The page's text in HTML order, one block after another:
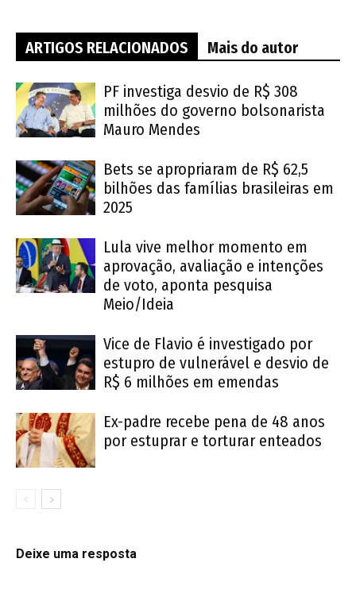
ARTIGOS RELACIONADOS Mais do autor
PF investiga desvio de R$ 308
milhões do governo bolsonarista
Mauro Mendes
Bets se apropriaram de R$ 62,5
bilhões das famílias brasileiras em
2025
Lula vive melhor momento em
aprovação, avaliação e intenções
de voto, aponta pesquisa
Meio/Ideia
Vice de Flavio é investigado por
estupro de vulnerável e desvio de
R$ 6 milhões em emendas
Ex-padre recebe pena de 48 anos
por estuprar e torturar enteados
Deixe uma resposta